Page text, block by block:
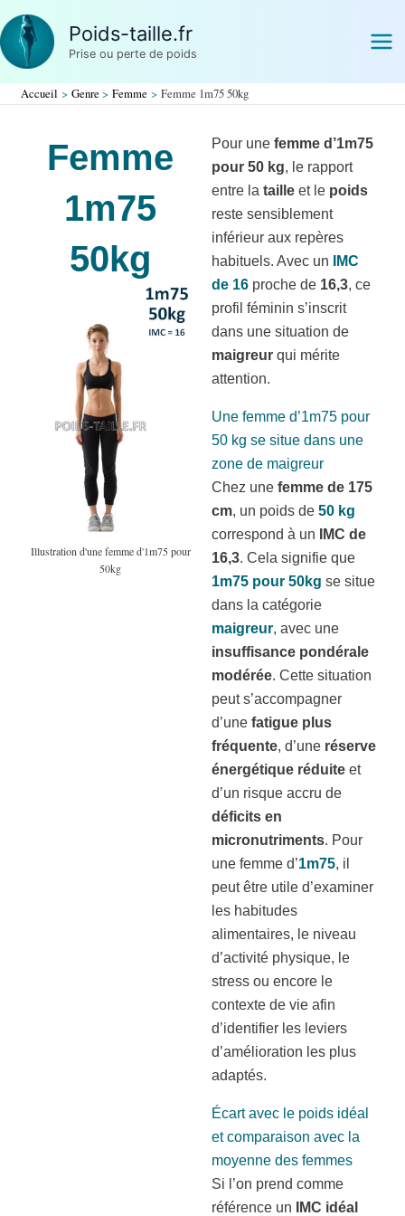
Aller
au
contenu
Poids-taille.fr
Prise ou perte de poids
Accueil Genre Femme Femme 1m75 50kg
Femme
1m75
50kg
Illustration d'une femme d'1m75 pour
50kg
Pour une femme d’1m75
pour 50 kg, le rapport
entre la taille et le poids
reste sensiblement
inférieur aux repères
habituels. Avec un
IMC
de 16 proche de 16,3, ce
profil féminin s’inscrit
dans une situation de
maigreur qui mérite
attention.
Une femme d’1m75 pour
50 kg se situe dans une
zone de maigreur
Chez une femme de 175
cm, un poids de 50 kg
correspond à un
IMC de
16,3. Cela signifie que
1m75 pour 50kg se situe
dans la catégorie
maigreur, avec une
insuffisance pondérale
modérée. Cette situation
peut s’accompagner
d’une fatigue plus
fréquente, d’une réserve
énergétique réduite et
d’un risque accru de
déficits en
micronutriments. Pour
une femme d’1m75, il
peut être utile d’examiner
les habitudes
alimentaires, le niveau
d’activité physique, le
stress ou encore le
contexte de vie afin
d’identifier les leviers
d’amélioration les plus
adaptés.
Écart avec le poids idéal
et comparaison avec la
moyenne des femmes
Si l’on prend comme
référence un
IMC idéal